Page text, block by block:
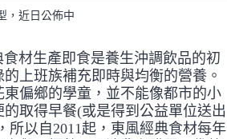
，近日公佈中
材生產即食是養生沖調飲品的初
上班族補充即時與均衡的營養。
東偏鄉的學童，並不能像都市的小
的取得早餐(或是得到公益單位送出
所以自2011起，東風經典食材每年